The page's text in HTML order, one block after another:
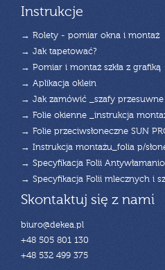
Instrukcje
→ Rolety - pomiar okna i montaż
→ Jak tapetować?
→ Pomiar i montaż szkła z grafiką
→ Aplikacja oklein
→ Jak zamówić _szafy
→ Folie okienne _instrukcja
→ Folie przeciwsłoneczne SUN
→ Instrukcja montażu_folia p/
→ Specyfikacja Folii
→ Specyfikacja Folii mlecznych i
Skontaktuj się z nami
biuro@dekea.pl
+48 505 801 130
+48 532 499 375